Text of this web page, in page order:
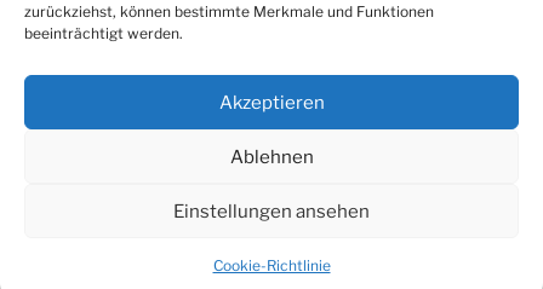
zurückziehst, können bestimmte Merkmale und Funktionen
beeinträchtigt werden.
Akzeptieren
Ablehnen
Einstellungen ansehen
Cookie-Richtlinie